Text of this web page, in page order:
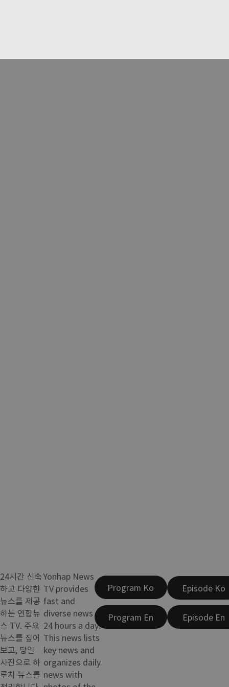
24시간 신속
하고 다양한
뉴스를 제공
하는 연합뉴
스 TV. 주요
뉴스를 짚어
보고, 당일
사진으로 하
루치 뉴스를
Yonhap News
TV provides
fast and
diverse news
24 hours a day.
This news lists
key news and
organizes daily
news with
Program Ko
Program En
Episode Ko
Episode En